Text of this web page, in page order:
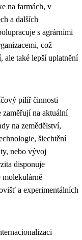
na farmách, v
a dalších
s agrárními
což
ale také lepší uplatnění
pilíř činnosti
na aktuální
na zemědělství,
šlechtění
nebo vývoj
disponuje
molekulárně
a experimentálních